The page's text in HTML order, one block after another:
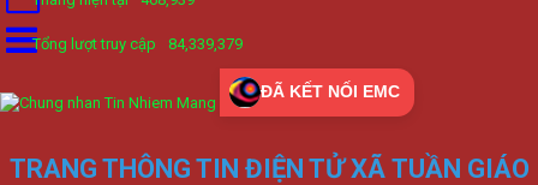
Tổng lượt truy cập 84,339,379
ĐÃ KẾT NỐI EMC
TRANG THÔNG TIN ĐIỆN TỬ XÃ TUẦN GIÁO